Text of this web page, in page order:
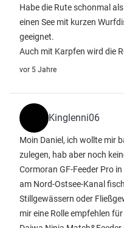
Habe die Rute schonmal
einen See mit kurzen
geeignet.
Auch mit Karpfen wird die
vor 5 Jahre
Kinglenni06
Moin Daniel, ich wollte mir
zulegen, hab aber noch
Cormoran GF-Feeder Pro
am Nord-Ostsee-Kanal
Stillgewässern oder
mir eine Rolle empfehlen